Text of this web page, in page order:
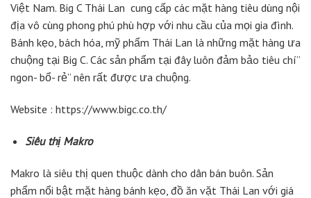
Việt Nam. Big C Thái Lan cung cấp các mặt hàng tiêu dùng nội
địa vô cùng phong phú phù hợp với nhu cầu của mọi gia đình.
Bánh kẹo, bách hóa, mỹ phẩm Thái Lan là những mặt hàng ưa
chuộng tại Big C. Các sản phẩm tại đây luôn đảm bảo tiêu chí”
ngon- bổ- rẻ” nên rất được ưa chuộng.
Website : https://www.bigc.co.th/
Siêu thị Makro
Makro là siêu thị quen thuộc dành cho dân bán buôn. Sản
phẩm nổi bật mặt hàng bánh kẹo, đồ ăn vặt Thái Lan với giá